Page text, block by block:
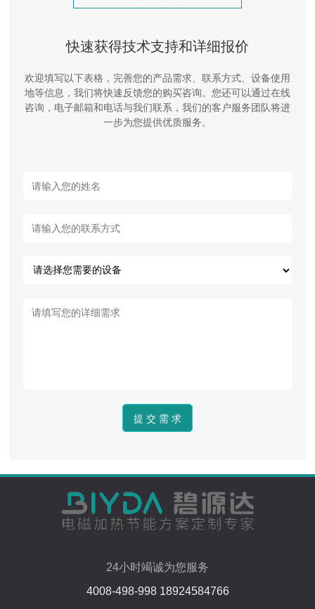
快速获得技术支持和详细报价
欢迎填写以下表格，完善您的产品需求、联系方式、设备使用
地等信息，我们将快速反馈您的购买咨询。您还可以通过在线
咨询，电子邮箱和电话与我们联系，我们的客户服务团队将进
一步为您提供优质服务。
24小时竭诚为您服务
4008-498-998 18924584766